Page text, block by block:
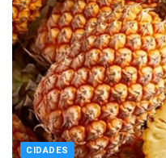
CIDADES